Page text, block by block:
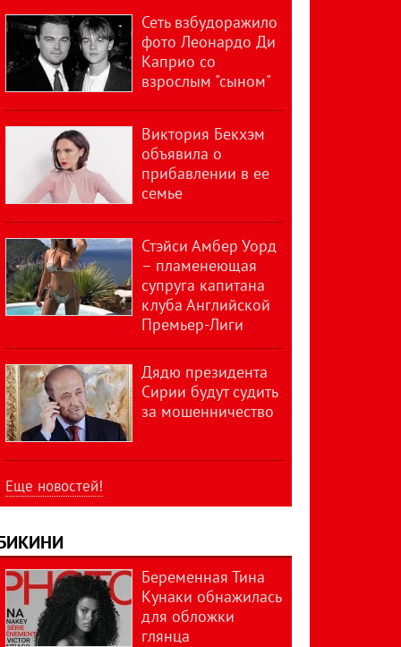
Сеть взбудоражило
фото Леонардо Ди
Каприо со
взрослым "сыном"
Виктория Бекхэм
объявила о
прибавлении в ее
семье
Стэйси Амбер Уорд
– пламенеющая
супруга капитана
клуба Английской
Премьер-Лиги
Дядю президента
Сирии будут судить
за мошенничество
Еще новостей!
Беременная Тина
Кунаки обнажилась
для обложки
глянца